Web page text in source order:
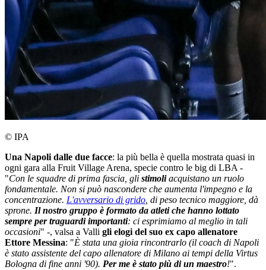
© IPA
Una Napoli dalle due facce: la più bella è quella mostrata quasi in
ogni gara alla Fruit Village Arena, specie contro le big di LBA -
"Con le squadre di prima fascia, gli stimoliacquistano un ruolo
fondamentale. Non si può nascondere che aumenta l'impegno e la
concentrazione. L'avversario di grido , di peso tecnico maggiore, dà
sprone. Il nostro gruppo è formato da atleti che hanno lottato
sempre per traguardi importanti: ci esprimiamo al meglio in tali
occasioni" -, valsa a Valli gli elogi del suo ex capo allenatore
Ettore Messina: "È stata una gioia rincontrarlo (il coach di Napoli
è stato assistente del capo allenatore di Milano ai tempi della Virtus
Bologna di fine anni '90). Per me è stato più di un maestro!".